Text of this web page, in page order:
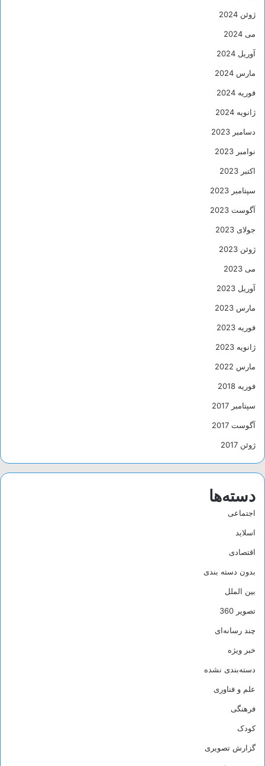
ژوئن 2024
می 2024
آوریل 2024
مارس 2024
فوریه 2024
ژانویه 2024
دسامبر 2023
نوامبر 2023
اکتبر 2023
سپتامبر 2023
آگوست 2023
جولای 2023
ژوئن 2023
می 2023
آوریل 2023
مارس 2023
فوریه 2023
ژانویه 2023
مارس 2022
فوریه 2018
سپتامبر 2017
آگوست 2017
ژوئن 2017
دسته‌ها
اجتماعی
اسلاید
اقتصادی
بدون دسته بندی
بین الملل
تصویر 360
چند رسانه‌ای
خبر ویژه
دسته‌بندی نشده
علم و فناوری
فرهنگی
کودک
گزارش تصویری